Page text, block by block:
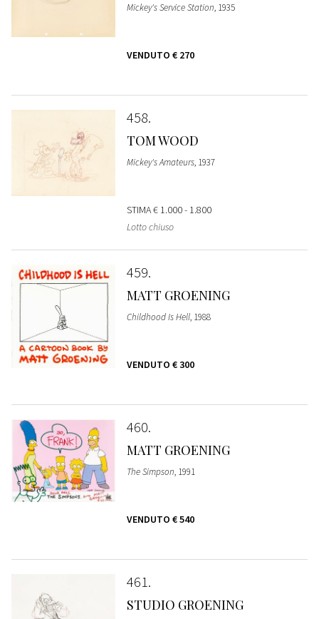
Mickey's Service Station, 1935
VENDUTO € 270
458
TOM WOOD
Mickey's Amateurs, 1937
STIMA€ 1.000 - 1.800
Lotto chiuso
459
MATT GROENING
Childhood Is Hell, 1988
VENDUTO € 300
460
MATT GROENING
The Simpson, 1991
VENDUTO € 540
461
STUDIO GROENING